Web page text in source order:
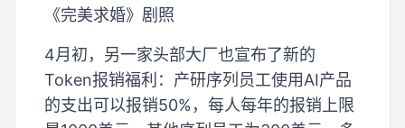
《完美求婚》剧照
4月初，另一家头部大厂也宣布了新的
Token报销福利：产研序列员工使用AI产品
的支出可以报销50%，每人每年的报销上限